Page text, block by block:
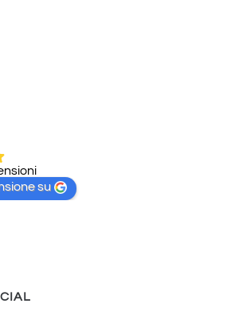
su